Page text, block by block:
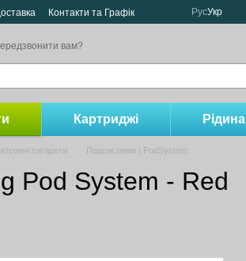
Контакти та Графік РусУкр
вам?
Картриджі Рідина
сигарети Подсистеми | PodSystem
Pod System - Red